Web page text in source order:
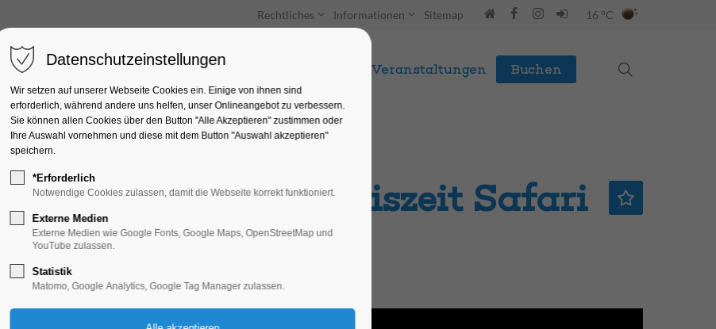
Rechtliches Informationen Sitemap 16 °C
Unterkünfte Entdecken & Erleben Veranstaltungen Buchen
Sonderausstellung Eiszeit Safari
Ausstellung
02.01.2025, 10:00–17:00
Datenschutzeinstellungen
Wir setzen auf unserer Webseite Cookies ein. Einige von ihnen sind
erforderlich, während andere uns helfen, unser Onlineangebot zu verbessern.
Sie können allen Cookies über den Button "Alle Akzeptieren" zustimmen oder
Ihre Auswahl vornehmen und diese mit dem Button "Auswahl akzeptieren"
speichern.
*Erforderlich
Notwendige Cookies zulassen, damit die Webseite korrekt funktioniert.
Externe Medien
Externe Medien wie Google Fonts, Google Maps, OpenStreetMap und
YouTube zulassen.
Statistik
Matomo, Google Analytics, Google Tag Manager zulassen.